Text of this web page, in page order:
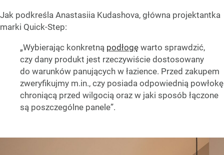
Jak podkreśla Anastasiia Kudashova, główna projektantka
marki Quick-Step:
„Wybierając konkretną podłogę warto sprawdzić,
czy dany produkt jest rzeczywiście dostosowany
do warunków panujących w łazience. Przed zakupem
zweryfikujmy m.in., czy posiada odpowiednią powłokę
chroniącą przed wilgocią oraz w jaki sposób łączone
są poszczególne panele”.